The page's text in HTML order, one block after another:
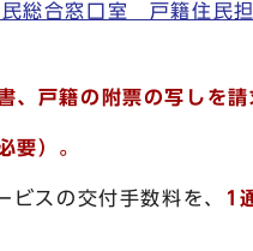
総合窓口室 戸籍住民
、戸籍の附票の写しを
要）。
スの交付手数料を、 1